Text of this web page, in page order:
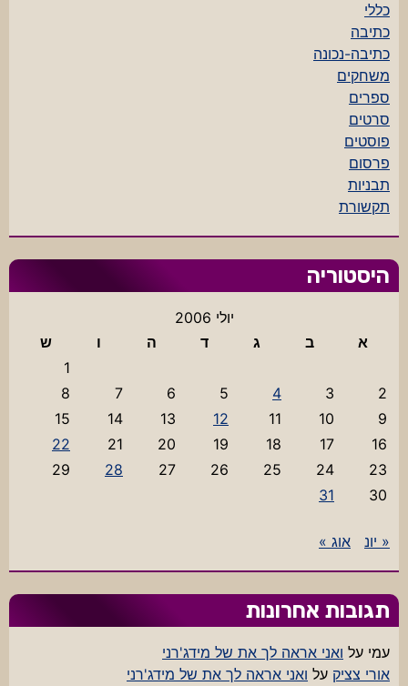
כללי
כתיבה
כתיבה-נכונה
משחקים
ספרים
סרטים
פוסטים
פרסום
תבניות
תקשורת
היסטוריה
יולי 2006
א
ב ג ד ה ו
ש
1
2
3
4
5
6
7
8
9
10
11
12
13
14
15
16
17
18
19
20
21
22
23
24
25
26
27
28
29
30
31
« יונ אוג »
תגובות אחרונות
עמי על ואני אראה לך את של מידג'רני
אורי צציק על ואני אראה לך את של מידג'רני